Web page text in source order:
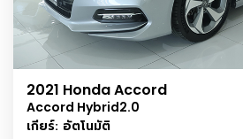
2021 Honda Accord
Accord Hybrid2.0
เกียร์: อัตโนมัติ